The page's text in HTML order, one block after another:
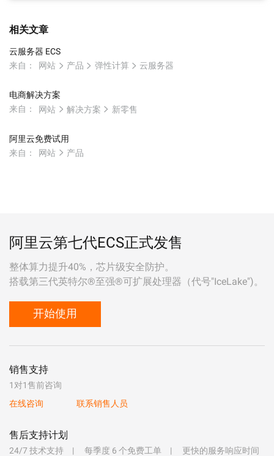
相关文章
云服务器 ECS
来自：
网站 产品 弹性计算 云服务器
电商解决方案
来自：
网站 解决方案 新零售
阿里云免费试用
来自：
网站 产品
阿里云第七代ECS正式发售
整体算力提升40%，芯片级安全防护。
搭载第三代英特尔®至强®可扩展处理器（代号"IceLake")。
开始使用
销售支持
1对1售前咨询
在线咨询
联系销售人员
售后支持计划
24/7 技术支持 每季度 6 个免费工单
更快的服务响应时间